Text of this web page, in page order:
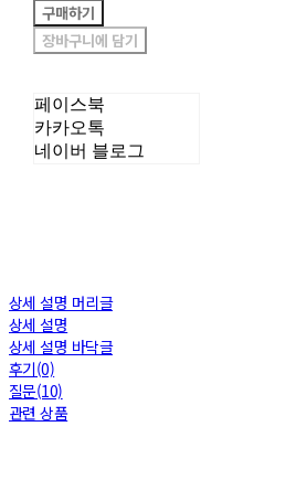
구매하기
장바구니에 담기
페이스북
카카오톡
네이버 블로그
상세 설명 머리글
상세 설명
상세 설명 바닥글
후기(0)
질문(10)
관련 상품